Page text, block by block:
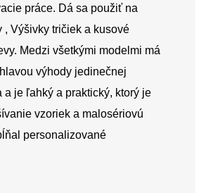
práce. Dá sa použiť na
, Výšivky tričiek a kusové
Medzi všetkými modelmi má
výhody jedinečnej
a je ľahký a praktický, ktorý je
vzoriek a malosériovú
personalizované